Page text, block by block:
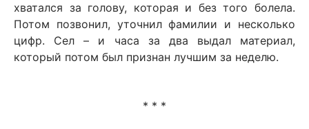
хватался за голову, которая и без того болела.
Потом позвонил, уточнил фамилии и несколько
цифр. Сел – и часа за два выдал материал,
который потом был признан лучшим за неделю.
* * *